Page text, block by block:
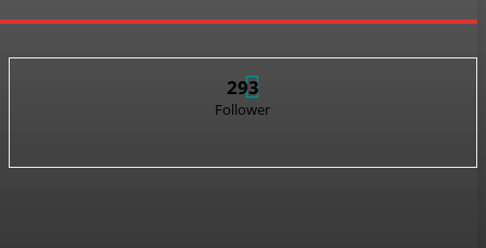
293
Follower